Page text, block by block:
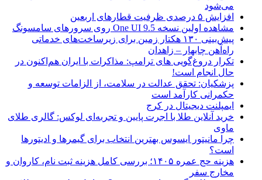
می‌شود
افزایش ۵ درصدی ظرفیت قطارهای اربعین
مشاهده اولین نسخه One UI 9.5 روی سرورهای سامسونگ
پیش‌بینی ۱۳۰ هکتار زمین برای زیرساخت‌های خدماتی
راه‌آهن چابهار – زاهدان
تکرار دروغ‌گویی های ترامپ: مذاکرات با ایران هم‌اکنون در
حال انجام است!
پزشکیان: تحقق عدالت در سلامت، از الزامات توسعه و
حکمرانی کارآمد است
ایمپلنت دیجیتال در کرج
خرید آنلاین طلا با اجرت پایین و تجربه‌ای لوکس: گالری طلای
ماوی
چرا مانیتور ایسوس بهترین انتخاب برای گیمرها و ادیتورها
است؟
هزینه حج عمره ۱۴۰۵؛ بررسی کامل هزینه ثبت نام، کاروان و
مخارج سفر